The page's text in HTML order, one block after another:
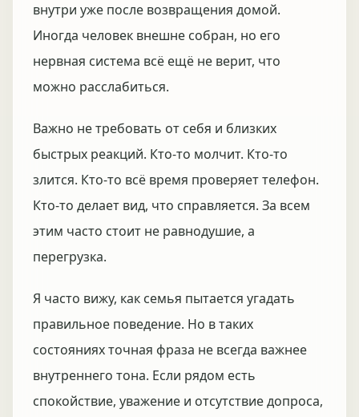
внутри уже после возвращения домой.
Иногда человек внешне собран, но его
нервная система всё ещё не верит, что
можно расслабиться.
Важно не требовать от себя и близких
быстрых реакций. Кто-то молчит. Кто-то
злится. Кто-то всё время проверяет телефон.
Кто-то делает вид, что справляется. За всем
этим часто стоит не равнодушие, а
перегрузка.
Я часто вижу, как семья пытается угадать
правильное поведение. Но в таких
состояниях точная фраза не всегда важнее
внутреннего тона. Если рядом есть
спокойствие, уважение и отсутствие допроса,